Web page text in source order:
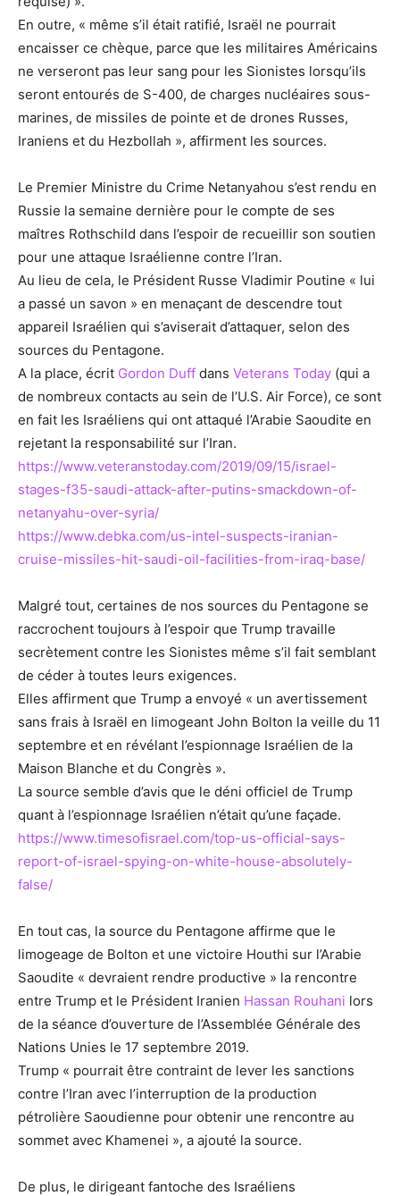
En outre, « même s’il était ratifié, Israël ne pourrait
encaisser ce chèque, parce que les militaires Américains
ne verseront pas leur sang pour les Sionistes lorsqu’ils
seront entourés de S-400, de charges nucléaires sous-
marines, de missiles de pointe et de drones Russes,
Iraniens et du Hezbollah », affirment les sources.
Le Premier Ministre du Crime Netanyahou s’est rendu en
Russie la semaine dernière pour le compte de ses
maîtres Rothschild dans l’espoir de recueillir son soutien
pour une attaque Israélienne contre l’Iran.
Au lieu de cela, le Président Russe Vladimir Poutine « lui
a passé un savon » en menaçant de descendre tout
appareil Israélien qui s’aviserait d’attaquer, selon des
sources du Pentagone.
A la place, écrit Gordon Duff dans Veterans Today (qui a
de nombreux contacts au sein de l’U.S. Air Force), ce sont
en fait les Israéliens qui ont attaqué l’Arabie Saoudite en
rejetant la responsabilité sur l’Iran.
https://www.veteranstoday.com/2019/09/15/israel-
stages-f35-saudi-attack-after-putins-smackdown-of-
netanyahu-over-syria/
https://www.debka.com/us-intel-suspects-iranian-
cruise-missiles-hit-saudi-oil-facilities-from-iraq-base/
Malgré tout, certaines de nos sources du Pentagone se
raccrochent toujours à l’espoir que Trump travaille
secrètement contre les Sionistes même s’il fait semblant
de céder à toutes leurs exigences.
Elles affirment que Trump a envoyé « un avertissement
sans frais à Israël en limogeant John Bolton la veille du 11
septembre et en révélant l’espionnage Israélien de la
Maison Blanche et du Congrès ».
La source semble d’avis que le déni officiel de Trump
quant à l’espionnage Israélien n’était qu’une façade.
https://www.timesofisrael.com/top-us-official-says-
report-of-israel-spying-on-white-house-absolutely-
false/
En tout cas, la source du Pentagone affirme que le
limogeage de Bolton et une victoire Houthi sur l’Arabie
Saoudite « devraient rendre productive » la rencontre
entre Trump et le Président Iranien Hassan Rouhani lors
de la séance d’ouverture de l’Assemblée Générale des
Nations Unies le 17 septembre 2019.
Trump « pourrait être contraint de lever les sanctions
contre l’Iran avec l’interruption de la production
pétrolière Saoudienne pour obtenir une rencontre au
sommet avec Khamenei », a ajouté la source.
De plus, le dirigeant fantoche des Israéliens